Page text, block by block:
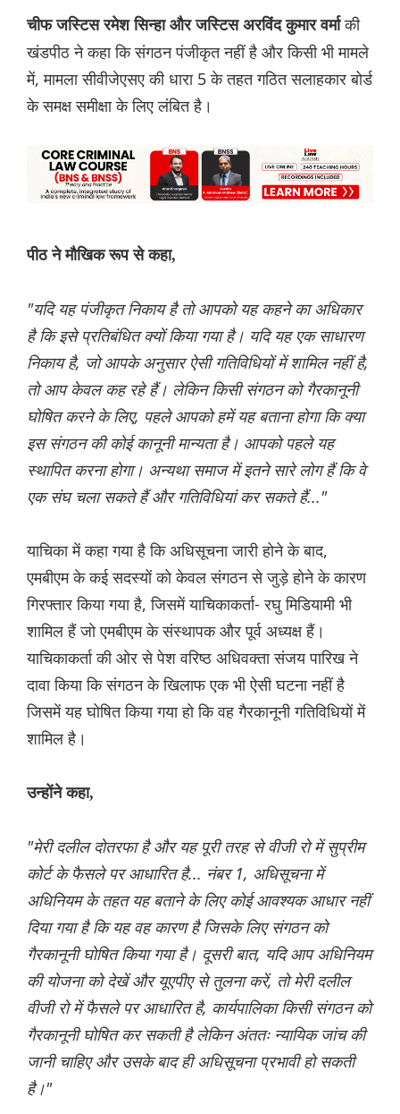
चीफ जस्टिस रमेश सिन्हा और जस्टिस अरविंद कुमार वर्माकी
खंडपीठ ने कहा कि संगठन पंजीकृत नहीं है और किसी भी मामले
में, मामला सीवीजेएसए की धारा 5 के तहत गठित सलाहकार बोर्ड
के समक्ष समीक्षा के लिए लंबित है।
पीठ ने मौखिक रूप से कहा,
"यदि यह पंजीकृत निकाय है तो आपको यह कहने का अधिकार
है कि इसे प्रतिबंधित क्यों किया गया है। यदि यह एक साधारण
निकाय है, जो आपके अनुसार ऐसी गतिविधियों में शामिल नहीं है,
तो आप केवल कह रहे हैं। लेकिन किसी संगठन को गैरकानूनी
घोषित करने के लिए, पहले आपको हमें यह बताना होगा कि क्या
इस संगठन की कोई कानूनी मान्यता है। आपको पहले यह
स्थापित करना होगा। अन्यथा समाज में इतने सारे लोग हैं कि वे
एक संघ चला सकते हैं और गतिविधियां कर सकते हैं..."
याचिका में कहा गया है कि अधिसूचना जारी होने के बाद,
एमबीएम के कई सदस्यों को केवल संगठन से जुड़े होने के कारण
गिरफ्तार किया गया है, जिसमें याचिकाकर्ता- रघु मिडियामी भी
शामिल हैं जो एमबीएम के संस्थापक और पूर्व अध्यक्ष हैं।
याचिकाकर्ता की ओर से पेश वरिष्ठ अधिवक्ता संजय पारिख ने
दावा किया कि संगठन के खिलाफ एक भी ऐसी घटना नहीं है
जिसमें यह घोषित किया गया हो कि वह गैरकानूनी गतिविधियों में
शामिल है।
उन्होंने कहा,
"मेरी दलील दोतरफा है और यह पूरी तरह से वीजी रो में सुप्रीम
कोर्ट के फैसले पर आधारित है... नंबर 1, अधिसूचना में
अधिनियम के तहत यह बताने के लिए कोई आवश्यक आधार नहीं
दिया गया है कि यह वह कारण है जिसके लिए संगठन को
गैरकानूनी घोषित किया गया है। दूसरी बात, यदि आप अधिनियम
की योजना को देखें और यूएपीए से तुलना करें, तो मेरी दलील
वीजी रो में फैसले पर आधारित है, कार्यपालिका किसी संगठन को
गैरकानूनी घोषित कर सकती है लेकिन अंततः न्यायिक जांच की
जानी चाहिए और उसके बाद ही अधिसूचना प्रभावी हो सकती
है।"